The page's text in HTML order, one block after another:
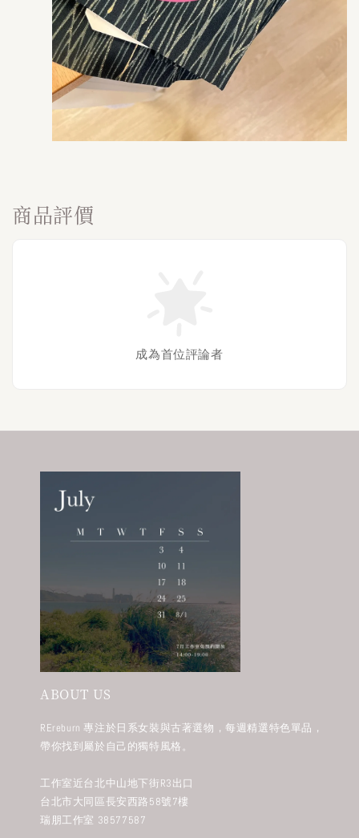
商品評價
成為首位評論者
ABOUT US
REreburn 專注於日系女裝與古著選物，每週精選特色單品，
帶你找到屬於自己的獨特風格。
工作室近台北中山地下街R3出口
台北市大同區長安西路58號7樓
瑞朋工作室 38577587